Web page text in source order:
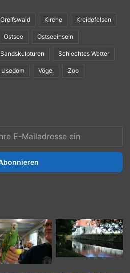
Greifswald Kirche Kreidefelsen
Ostsee Ostseeinseln
Sandskulpturen Schlechtes Wetter
Usedom Vögel Zoo